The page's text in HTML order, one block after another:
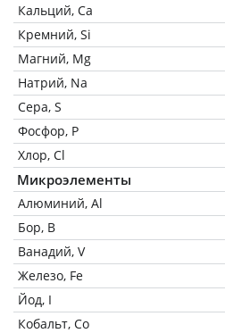
Кальций, Ca
Кремний, Si
Магний, Mg
Натрий, Na
Сера, S
Фосфор, P
Хлор, Cl
Микроэлементы
Алюминий, Al
Бор, B
Ванадий, V
Железо, Fe
Йод, I
Кобальт, Co